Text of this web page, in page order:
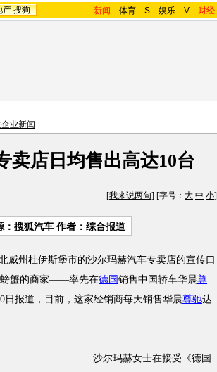
产 搜狗 新闻 - 体育 - S - 娱乐 - V - 财经
业新闻
卖店日均售出高达10台
[我来说两句] [字号： 大 中 小]
：搜狐汽车 作者：综合报道
威州杜伊斯堡市的沙尔玛赫汽车专卖店的宣传口
螃蟹的商家——率先在德国 销售中国轿车华晨尊
日报道，目前，这家经销商每天销售华晨尊驰达
沙尔玛赫女士在接受《德国